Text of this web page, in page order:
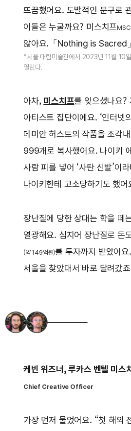
뜨끔했어요. 도발적인 문구로
이들은 누굴까요? 미스치프
않아요.「Nothing is Sacred
*서울 대림미술관에서 2023년 11월 10
열린다.
아차, 미스치프를 잊으셨나요?
아티스트 집단이에요. ‘인터넷
데미안 허스트의 작품을 조각
999개로 복사했어요. 나이키
사람 피를 넣어 ‘사탄 신발’이
나이키한테 고소당하기도 했어
장난질에 당한 상대는 학을 떼
열광해요. 심지어 장난질로 돈
(약 149억원)를 투자까지 받았어요
서울을 찾았대서 바로 달려갔
케빈 위즈너, 루카스 벤텔 미스
Chief Creative Officer
가장 먼저 물었어요. “첫 해외